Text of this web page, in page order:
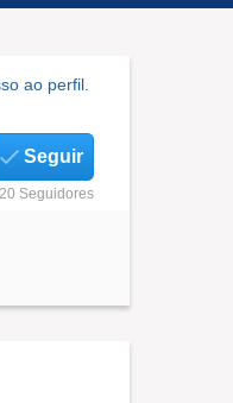
ao perfil.
Seguir
20 Seguidores